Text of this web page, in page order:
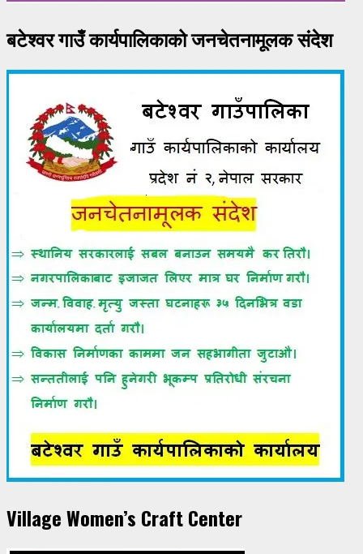
बटेश्वर गाउँ कार्यपालिकाको जनचेतनामूलक संदेश
Village Women’s Craft Center